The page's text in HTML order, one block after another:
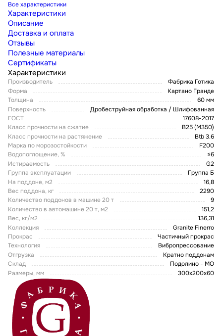
Все характеристики
Характеристики
Описание
Доставка и оплата
Отзывы
Полезные материалы
Сертификаты
Характеристики
Производитель
Фабрика Готика
Форма
Картано Гранде
Толщина
60 мм
Поверхность
Дробеструйная обработка / Шлифованная
ГОСТ
17608-2017
Класс прочности на сжатие
В25 (М350)
Класс прочности на растяжение
Btb 3.6
Марка по морозостойкости
F200
Водопоглощение, %
≤6
Истираемость
G2
Группа эксплуатации
Группа Б
На поддоне, м2
16,8
Вес поддона, кг
2290
Количество поддонов в машине 20 т
9
Количество в автомашине 20 т, м2
151,2
Вес, кг/м2
136,31
Коллекция
Granite Finerro
Прокрас
Частичный прокрас
Технология
Вибропрессование
Отгрузка
Кратно поддонам
Склад
Подолино - МО
Размеры, мм
300х200х60